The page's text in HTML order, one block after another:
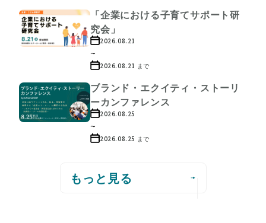
「企業における子育てサポート研
究会」
2026.08.21
~
2026.08.21 まで
ブランド・エクイティ・ストーリ
ーカンファレンス
2026.08.25
~
2026.08.25 まで
もっと見る